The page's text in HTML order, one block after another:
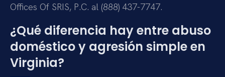
Offices Of SRIS, P.C. al (888) 437-7747.
¿Qué diferencia hay entre abuso
doméstico y agresión simple en
Virginia?